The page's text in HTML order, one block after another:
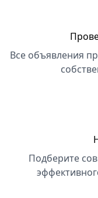
Все объявления
Подберите